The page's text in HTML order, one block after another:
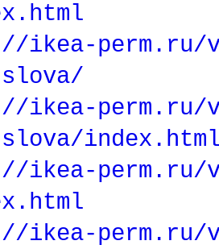
ikea-perm.ru/
ikea-perm.ru/
ikea-perm.ru/
ikea-perm.ru/